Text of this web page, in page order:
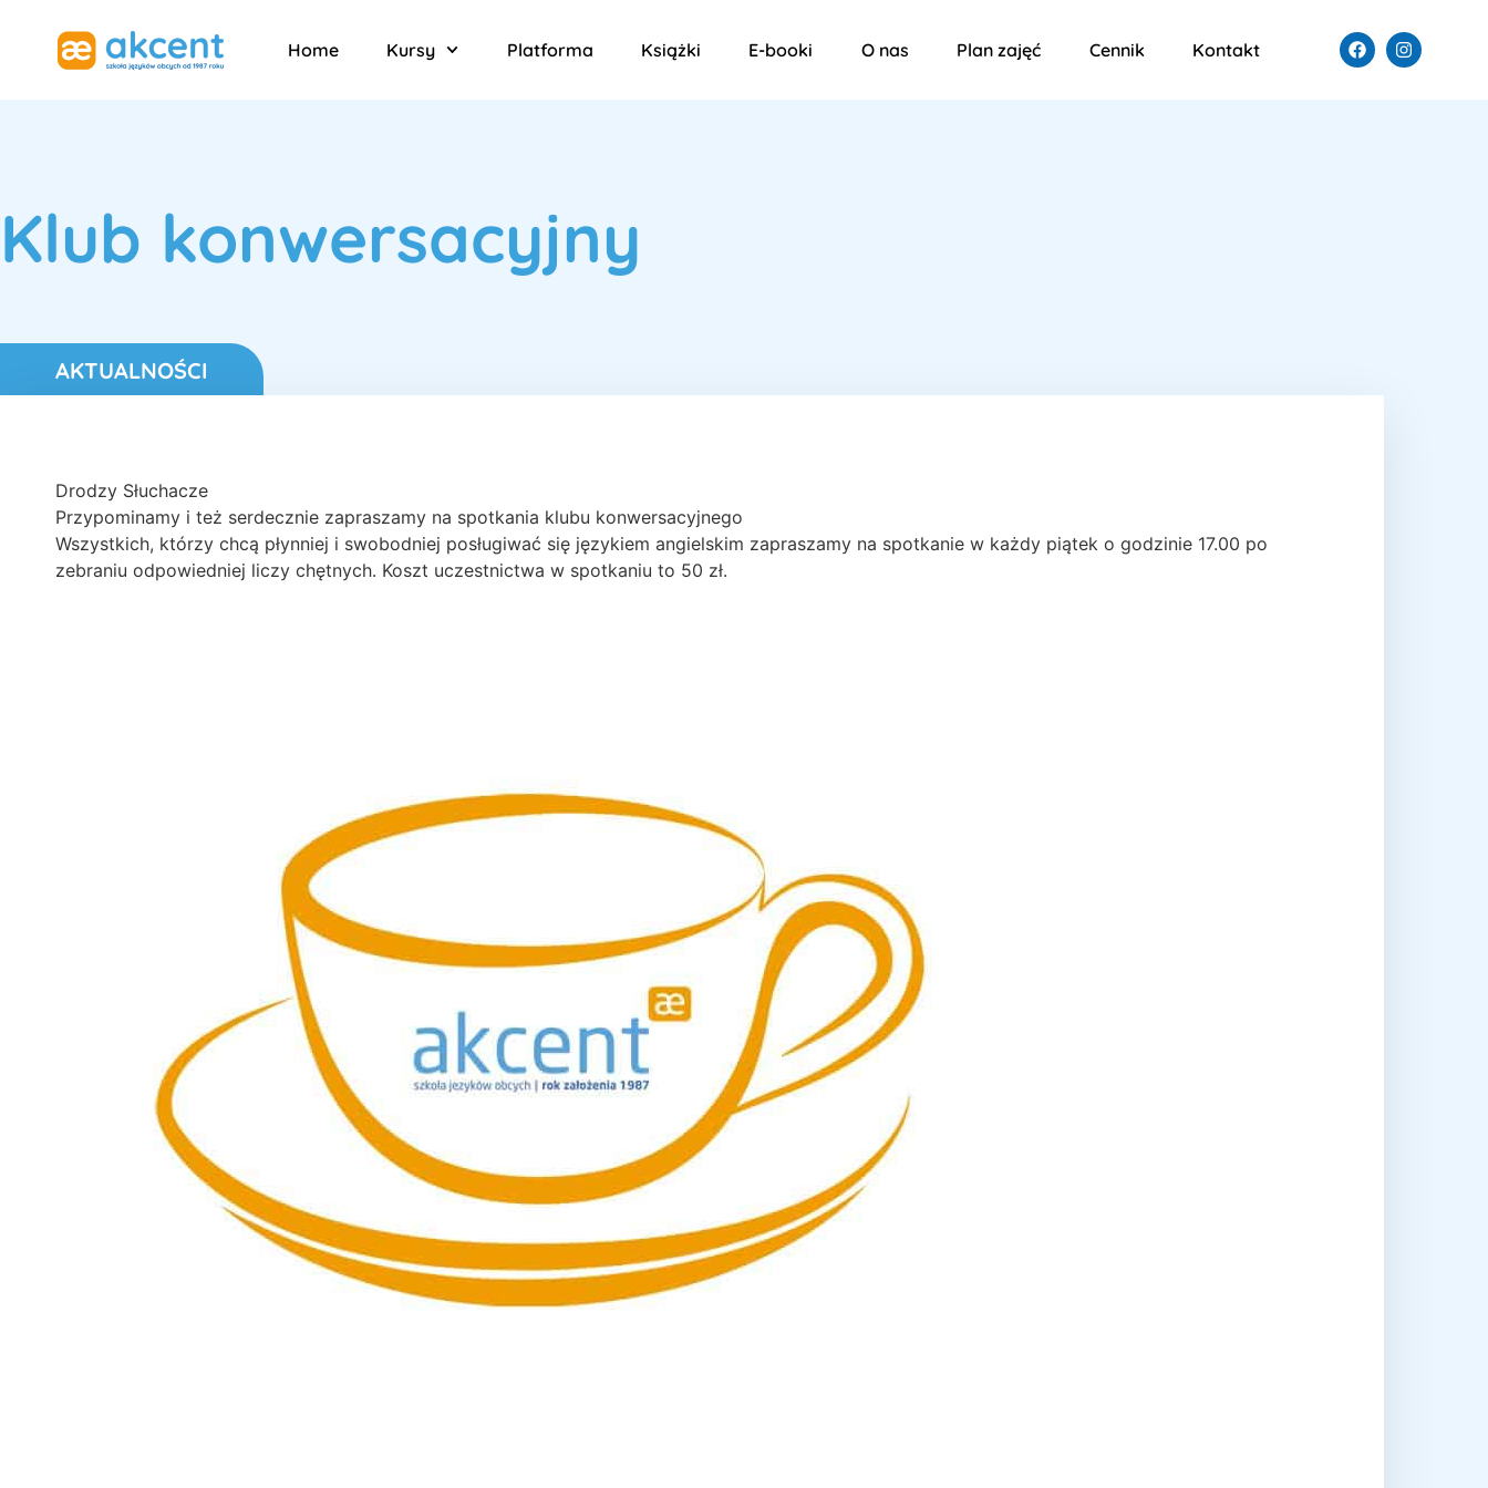
Home Kursy Platforma Książki E-booki O nas Plan zajęć Cennik Kontakt
Klub konwersacyjny
AKTUALNOŚCI
Drodzy Słuchacze
Przypominamy i też serdecznie zapraszamy na spotkania klubu konwersacyjnego
Wszystkich, którzy chcą płynniej i swobodniej posługiwać się językiem angielskim zapraszamy na spotkanie w każdy piątek o godzinie 17.00 po
zebraniu odpowiedniej liczy chętnych. Koszt uczestnictwa w spotkaniu to 50 zł.